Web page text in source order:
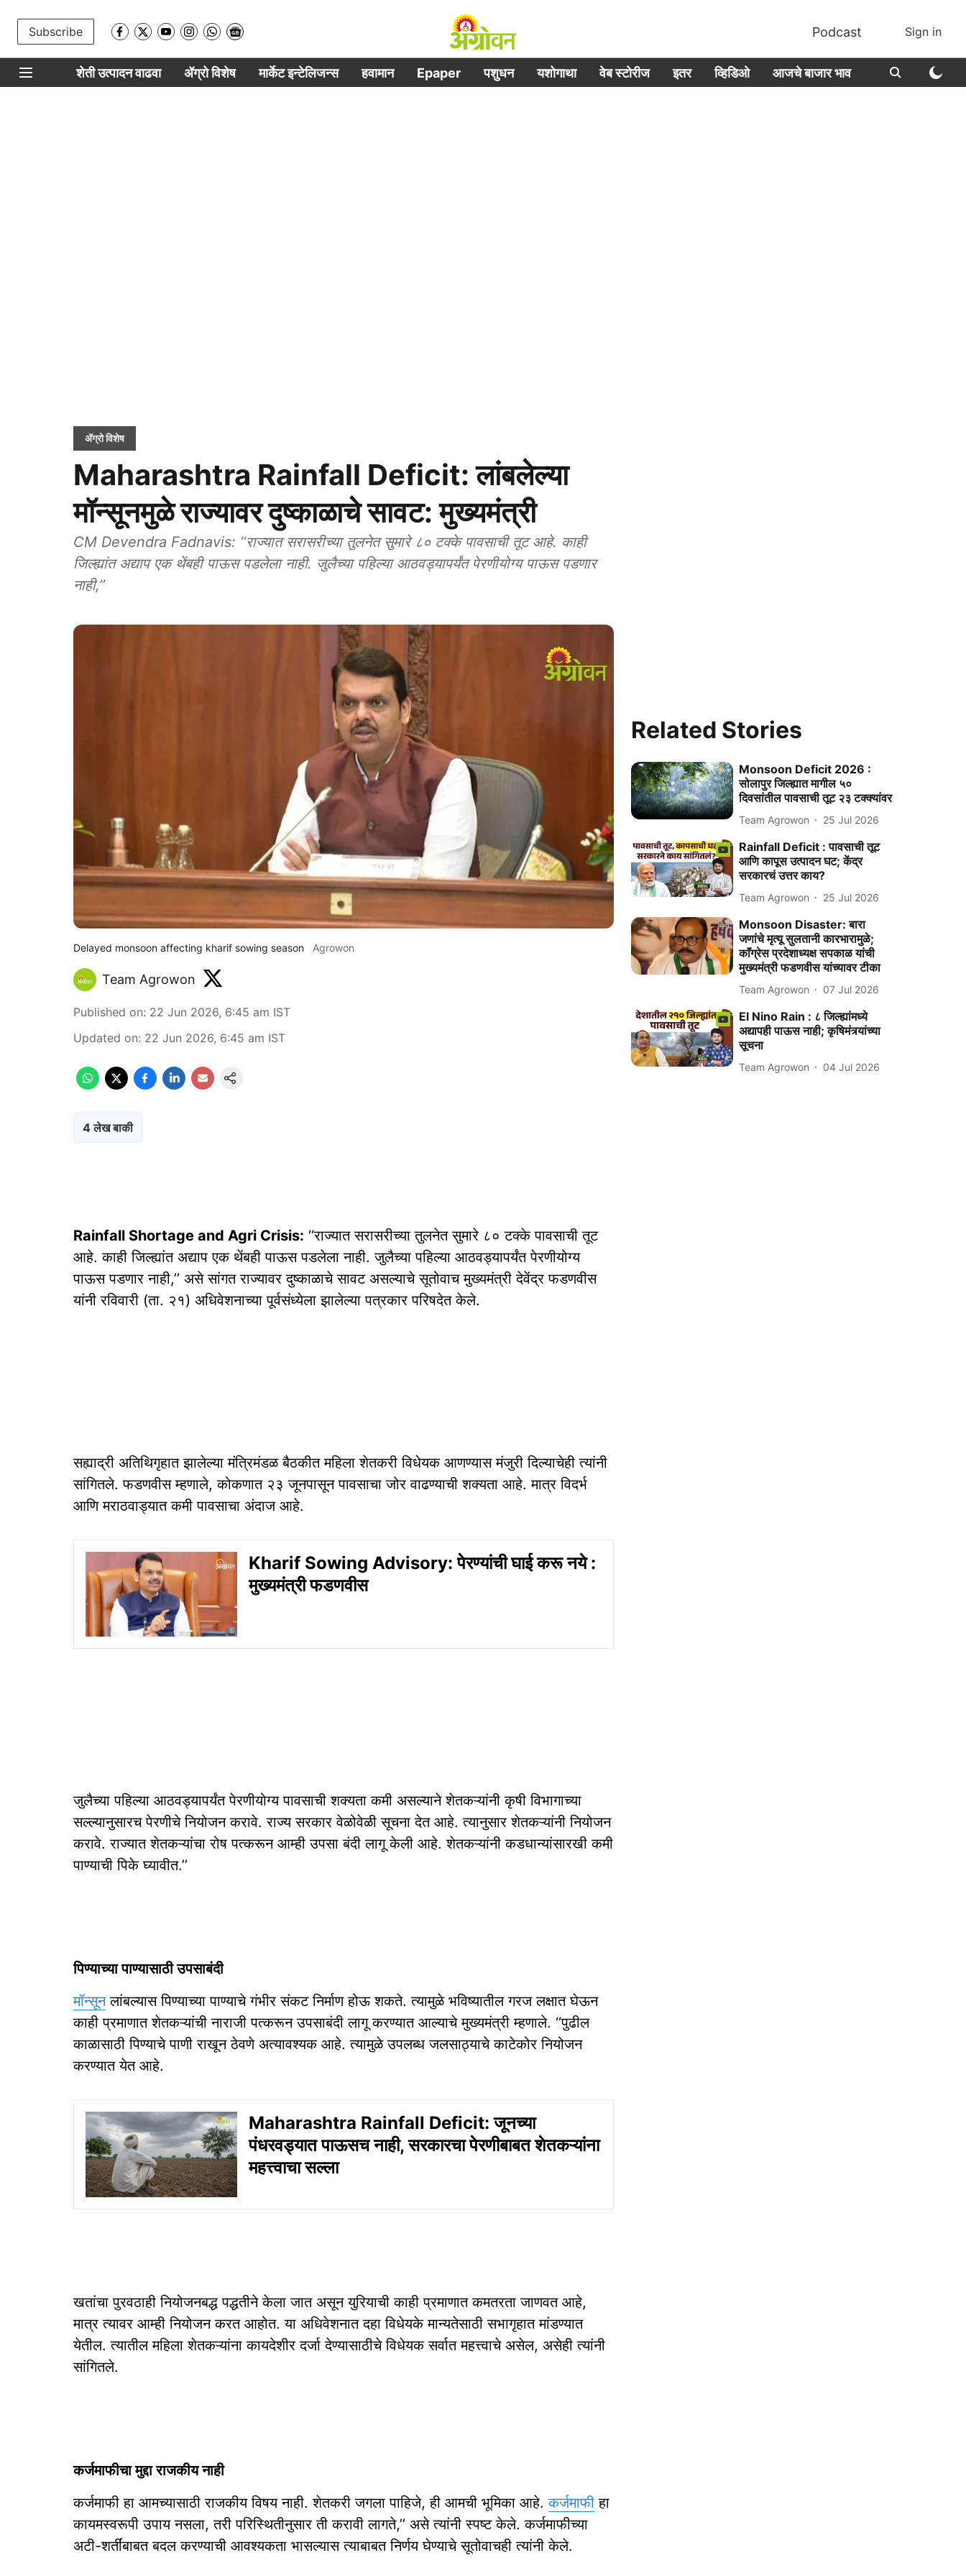
Subscribe Podcast Sign in
शेती उत्पादन वाढवा ॲग्रो विशेष मार्केट इन्टेलिजन्स हवामान Epaper पशुधन यशोगाथा वेब स्टोरीज इतर व्हिडिओ आजचे बाजार भाव
ॲग्रो विशेष
Maharashtra Rainfall Deficit: लांबलेल्या
मॉन्सूनमुळे राज्यावर दुष्काळाचे सावट: मुख्यमंत्री
CM Devendra Fadnavis: ‘‘राज्यात सरासरीच्या तुलनेत सुमारे ८० टक्के पावसाची तूट आहे. काही
जिल्ह्यांत अद्याप एक थेंबही पाऊस पडलेला नाही. जुलैच्या पहिल्या आठवड्यापर्यंत पेरणीयोग्य पाऊस पडणार
नाही,’’
Delayed monsoon affecting kharif sowing season Agrowon
Team Agrowon
Published on: 22 Jun 2026, 6:45 am IST
Updated on: 22 Jun 2026, 6:45 am IST
4 लेख बाकी
Rainfall Shortage and Agri Crisis: ‘‘राज्यात सरासरीच्या तुलनेत सुमारे ८० टक्के पावसाची तूट
आहे. काही जिल्ह्यांत अद्याप एक थेंबही पाऊस पडलेला नाही. जुलैच्या पहिल्या आठवड्यापर्यंत पेरणीयोग्य
पाऊस पडणार नाही,’’ असे सांगत राज्यावर दुष्काळाचे सावट असल्याचे सूतोवाच मुख्यमंत्री देवेंद्र फडणवीस
यांनी रविवारी (ता. २१) अधिवेशनाच्या पूर्वसंध्येला झालेल्या पत्रकार परिषदेत केले.
सह्याद्री अतिथिगृहात झालेल्या मंत्रिमंडळ बैठकीत महिला शेतकरी विधेयक आणण्यास मंजुरी दिल्याचेही त्यांनी
सांगितले. फडणवीस म्हणाले, कोकणात २३ जूनपासून पावसाचा जोर वाढण्याची शक्यता आहे. मात्र विदर्भ
आणि मराठवाड्यात कमी पावसाचा अंदाज आहे.
Kharif Sowing Advisory: पेरण्यांची घाई करू नये :
मुख्यमंत्री फडणवीस
जुलैच्या पहिल्या आठवड्यापर्यंत पेरणीयोग्य पावसाची शक्यता कमी असल्याने शेतकऱ्यांनी कृषी विभागाच्या
सल्ल्यानुसारच पेरणीचे नियोजन करावे. राज्य सरकार वेळोवेळी सूचना देत आहे. त्यानुसार शेतकऱ्यांनी नियोजन
करावे. राज्यात शेतकऱ्यांचा रोष पत्करून आम्ही उपसा बंदी लागू केली आहे. शेतकऱ्यांनी कडधान्यांसारखी कमी
पाण्याची पिके घ्यावीत.’’
पिण्याच्या पाण्यासाठी उपसाबंदी
मॉन्सूनलांबल्यास पिण्याच्या पाण्याचे गंभीर संकट निर्माण होऊ शकते. त्यामुळे भविष्यातील गरज लक्षात घेऊन
काही प्रमाणात शेतकऱ्यांची नाराजी पत्करून उपसाबंदी लागू करण्यात आल्याचे मुख्यमंत्री म्हणाले. ‘‘पुढील
काळासाठी पिण्याचे पाणी राखून ठेवणे अत्यावश्यक आहे. त्यामुळे उपलब्ध जलसाठ्याचे काटेकोर नियोजन
करण्यात येत आहे.
Maharashtra Rainfall Deficit: जूनच्या
पंधरवड्यात पाऊसच नाही, सरकारचा पेरणीबाबत शेतकऱ्यांना
महत्त्वाचा सल्ला
खतांचा पुरवठाही नियोजनबद्ध पद्धतीने केला जात असून युरियाची काही प्रमाणात कमतरता जाणवत आहे,
मात्र त्यावर आम्ही नियोजन करत आहोत. या अधिवेशनात दहा विधेयके मान्यतेसाठी सभागृहात मांडण्यात
येतील. त्यातील महिला शेतकऱ्यांना कायदेशीर दर्जा देण्यासाठीचे विधेयक सर्वात महत्त्वाचे असेल, असेही त्यांनी
सांगितले.
कर्जमाफीचा मुद्दा राजकीय नाही
कर्जमाफी हा आमच्यासाठी राजकीय विषय नाही. शेतकरी जगला पाहिजे, ही आमची भूमिका आहे.कर्जमाफी हा
कायमस्वरूपी उपाय नसला, तरी परिस्थितीनुसार ती करावी लागते,’’ असे त्यांनी स्पष्ट केले. कर्जमाफीच्या
अटी-शर्तींबाबत बदल करण्याची आवश्यकता भासल्यास त्याबाबत निर्णय घेण्याचे सूतोवाचही त्यांनी केले.
Related Stories
Monsoon Deficit 2026 :
सोलापुर जिल्ह्यात मागील ५०
दिवसांतील पावसाची तूट २३ टक्क्यांवर
Team Agrowon 25 Jul 2026
Rainfall Deficit : पावसाची तूट
आणि कापूस उत्पादन घट; केंद्र
सरकारचं उत्तर काय?
Team Agrowon 25 Jul 2026
Monsoon Disaster: बारा
जणांचे मृत्यू सुलतानी कारभारामुळे;
काॅंग्रेस प्रदेशाध्यक्ष सपकाळ यांची
मुख्यमंत्री फडणवीस यांच्यावर टीका
Team Agrowon 07 Jul 2026
El Nino Rain : ८ जिल्ह्यांमध्ये
अद्यापही पाऊस नाही; कृषिमंत्र्यांच्या
सूचना
Team Agrowon 04 Jul 2026